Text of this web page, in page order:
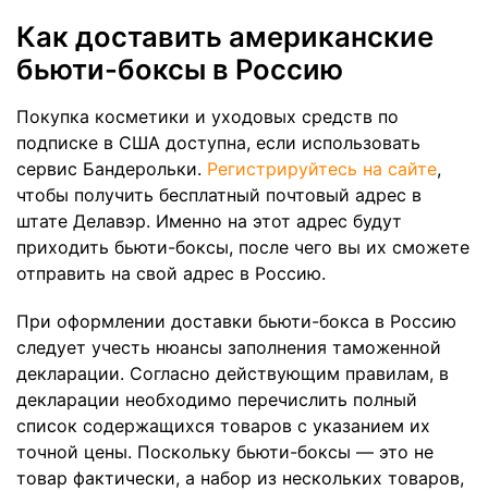
Как доставить американские
бьюти-боксы в Россию
Покупка косметики и уходовых средств по
подписке в США доступна, если использовать
сервис Бандерольки. Регистрируйтесь на сайте,
чтобы получить бесплатный почтовый адрес в
штате Делавэр. Именно на этот адрес будут
приходить бьюти-боксы, после чего вы их сможете
отправить на свой адрес в Россию.
При оформлении доставки бьюти-бокса в Россию
следует учесть нюансы заполнения таможенной
декларации. Согласно действующим правилам, в
декларации необходимо перечислить полный
список содержащихся товаров с указанием их
точной цены. Поскольку бьюти-боксы — это не
товар фактически, а набор из нескольких товаров,